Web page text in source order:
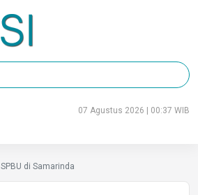
07 Agustus 2026 | 00:37 WIB
SPBU di Samarinda